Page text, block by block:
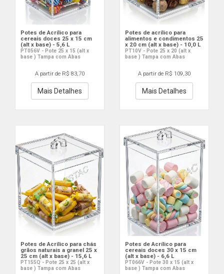
Potes de Acrílico para
cereais doces 25 x 15 cm
(alt x base) - 5,6 L
PT056V - Pote 25 x 15 (alt x
base ) Tampa com Abas
A partir de R$ 83,70
Mais Detalhes
Potes de acrílico para
alimentos e condimentos 25
x 20 cm (alt x base) - 10,0 L
PT10V - Pote 25 x 20 (alt x
base ) Tampa com Abas
A partir de R$ 109,30
Mais Detalhes
Potes de Acrílico para chás
grãos naturais a granel 25 x
25 cm (alt x base) - 15,6 L
PT155Q - Pote 25 x 25 (alt x
base ) Tampa com Abas
Potes de Acrílico para
cereais doces 30 x 15 cm
(alt x base) - 6,6 L
PT066V - Pote 30 x 15 (alt x
base ) Tampa com Abas